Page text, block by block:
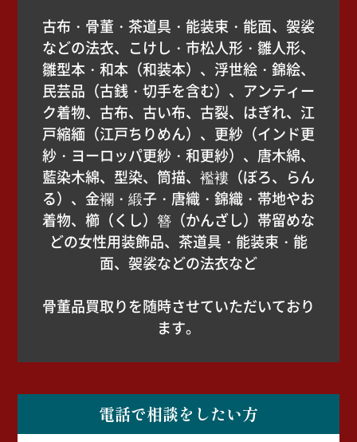
古布・骨董・茶道具・能装束・能面、袈裟
などの法衣、こけし・市松人形・雛人形、
雛型本・和本（和装本）、浮世絵・錦絵、
民芸品（古銭・切手を含む）、アンティー
ク着物、古布、古い布、古裂、はぎれ、江
戸縮緬（江戸ちりめん）、更紗（インド更
紗・ヨーロッパ更紗・和更紗）、唐木綿、
藍染木綿、型染、筒描、襤褸（ぼろ、らん
る）、金襴・緞子・唐織・錦織・帯地やお
着物、櫛（くし）簪（かんざし）帯留めな
どの女性用装飾品、茶道具・能装束・能
面、袈裟などの法衣など
骨董品買取りを随時させていただいており
ます。
電話で相談をしたい方